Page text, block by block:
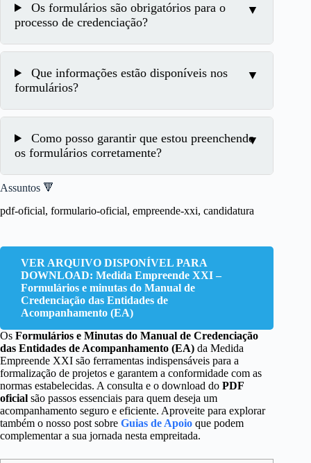
Os formulários são obrigatórios para o
processo de credenciação?
Que informações estão disponíveis nos
formulários?
Como posso garantir que estou preenchendo
os formulários corretamente?
Assuntos 🔻
pdf-oficial, formulario-oficial, empreende-xxi, candidatura
VER ARQUIVO DISPONÍVEL PARA
DOWNLOAD: Medida Empreende XXI –
Formulários e minutas do Manual de
Credenciação das Entidades de
Acompanhamento (EA)
Os Formulários e Minutas do Manual de Credenciação
das Entidades de Acompanhamento (EA) da Medida
Empreende XXI são ferramentas indispensáveis para a
formalização de projetos e garantem a conformidade com as
normas estabelecidas. A consulta e o download do PDF
oficial são passos essenciais para quem deseja um
acompanhamento seguro e eficiente. Aproveite para explorar
também o nosso post sobre Guias de Apoio que podem
complementar a sua jornada nesta empreitada.